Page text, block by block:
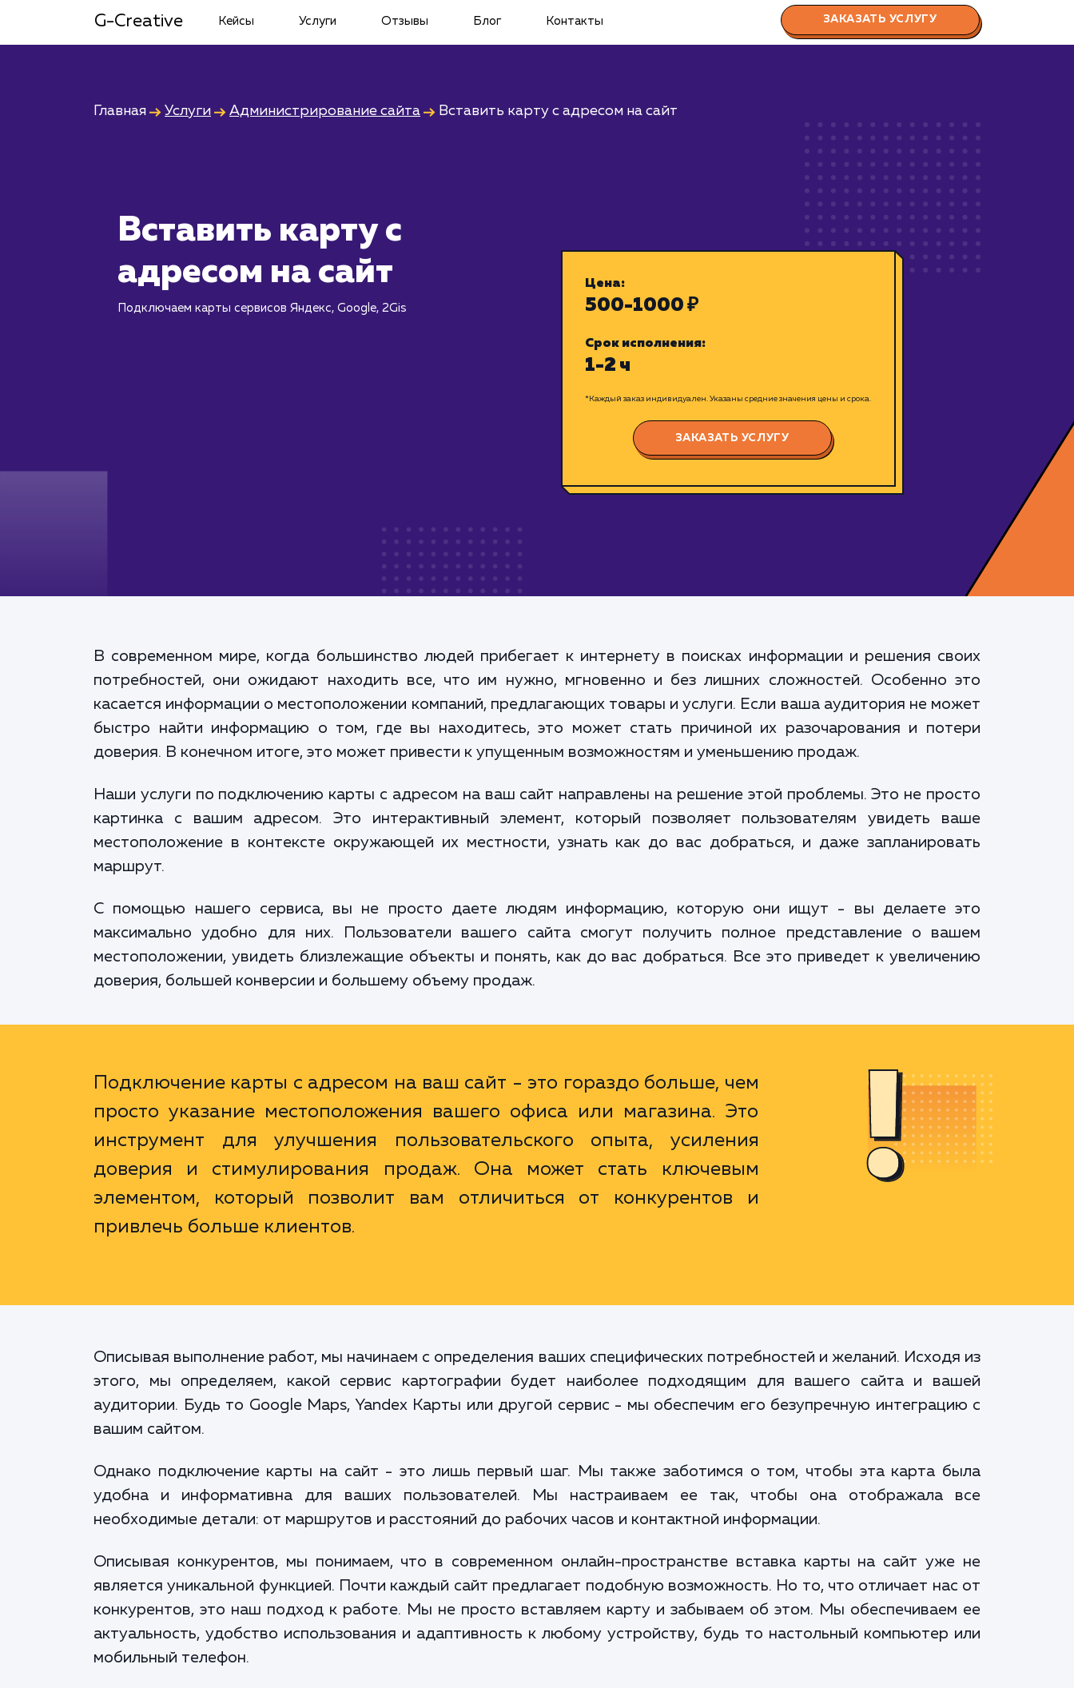
G-Creative Кейсы Услуги Отзывы Блог Контакты ЗАКАЗАТЬ УСЛУГУ
Главная Услуги Администрирование сайта Вставить карту с адресом на сайт
Вставить карту с
адресом на сайт
Подключаем карты сервисов Яндекс, Google, 2Gis
Цена:
500-1000 ₽
Срок исполнения:
1-2 ч
*Каждый заказ индивидуален. Указаны средние значения цены и срока.
ЗАКАЗАТЬ УСЛУГУ
В современном мире, когда большинство людей прибегает к интернету в поисках информации и решения своих
потребностей, они ожидают находить все, что им нужно, мгновенно и без лишних сложностей. Особенно это
касается информации о местоположении компаний, предлагающих товары и услуги. Если ваша аудитория не может
быстро найти информацию о том, где вы находитесь, это может стать причиной их разочарования и потери
доверия. В конечном итоге, это может привести к упущенным возможностям и уменьшению продаж.
Наши услуги по подключению карты с адресом на ваш сайт направлены на решение этой проблемы. Это не просто
картинка с вашим адресом. Это интерактивный элемент, который позволяет пользователям увидеть ваше
местоположение в контексте окружающей их местности, узнать как до вас добраться, и даже запланировать
маршрут.
С помощью нашего сервиса, вы не просто даете людям информацию, которую они ищут - вы делаете это
максимально удобно для них. Пользователи вашего сайта смогут получить полное представление о вашем
местоположении, увидеть близлежащие объекты и понять, как до вас добраться. Все это приведет к увеличению
доверия, большей конверсии и большему объему продаж.
Подключение карты с адресом на ваш сайт - это гораздо больше, чем
просто указание местоположения вашего офиса или магазина. Это
инструмент для улучшения пользовательского опыта, усиления
доверия и стимулирования продаж. Она может стать ключевым
элементом, который позволит вам отличиться от конкурентов и
привлечь больше клиентов.
Описывая выполнение работ, мы начинаем с определения ваших специфических потребностей и желаний. Исходя из
этого, мы определяем, какой сервис картографии будет наиболее подходящим для вашего сайта и вашей
аудитории. Будь то Google Maps, Yandex Карты или другой сервис - мы обеспечим его безупречную интеграцию с
вашим сайтом.
Однако подключение карты на сайт - это лишь первый шаг. Мы также заботимся о том, чтобы эта карта была
удобна и информативна для ваших пользователей. Мы настраиваем ее так, чтобы она отображала все
необходимые детали: от маршрутов и расстояний до рабочих часов и контактной информации.
Описывая конкурентов, мы понимаем, что в современном онлайн-пространстве вставка карты на сайт уже не
является уникальной функцией. Почти каждый сайт предлагает подобную возможность. Но то, что отличает нас от
конкурентов, это наш подход к работе. Мы не просто вставляем карту и забываем об этом. Мы обеспечиваем ее
актуальность, удобство использования и адаптивность к любому устройству, будь то настольный компьютер или
мобильный телефон.